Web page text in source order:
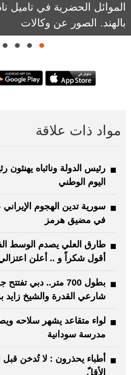
الموائل الحضرية في تاميل
بالهند. الصور عن وكالات
مواد ذات علاقة
رئيس الدولة ونائباه
اليوم الوطني
سورية تدين الهجوم
في مضيق هرمز‏
طارق العلي يصدم الوسط
أقول شكراً و .. أعلن
بطول 700 متر.. دبي
شارعي القدرة والشيخ زايد
لواء متقاعد يشهر سلاحه
مدرسة سودانية
أطباء يحذرون : لا تُدخن
الأقلّ